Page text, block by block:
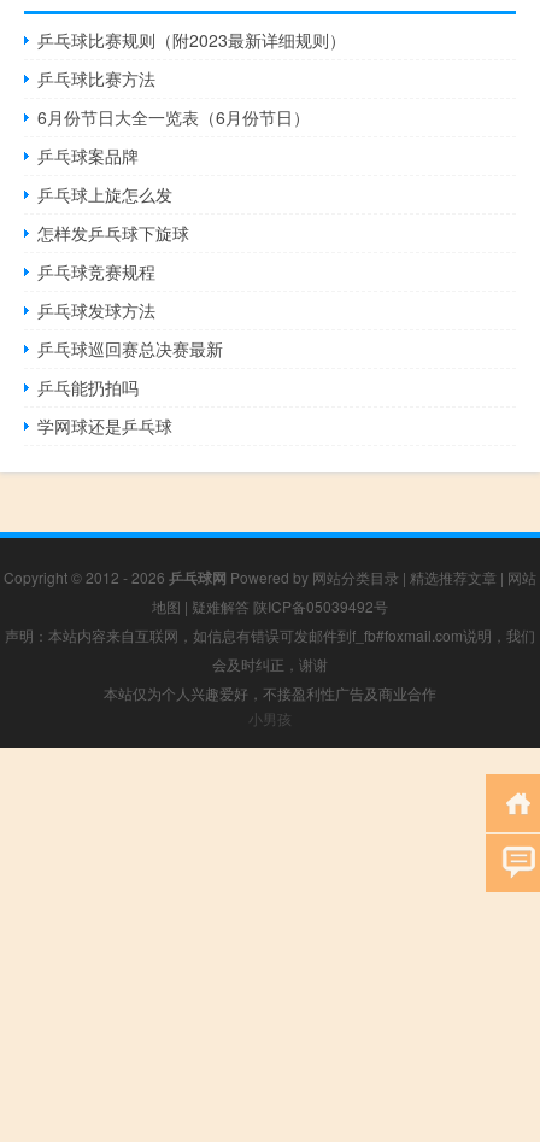
乒乓球比赛规则（附2023最新详细规则）
乒乓球比赛方法
6月份节日大全一览表（6月份节日）
乒乓球案品牌
乒乓球上旋怎么发
怎样发乒乓球下旋球
乒乓球竞赛规程
乒乓球发球方法
乒乓球巡回赛总决赛最新
乒乓能扔拍吗
学网球还是乒乓球
Copyright © 2012 - 2026 乒乓球网 Powered by 网站分类目录 | 精选推荐文章 | 网站
地图 | 疑难解答 陕ICP备05039492号
声明：本站内容来自互联网，如信息有错误可发邮件到f_fb#foxmail.com说明，我们
会及时纠正，谢谢
本站仅为个人兴趣爱好，不接盈利性广告及商业合作
小男孩